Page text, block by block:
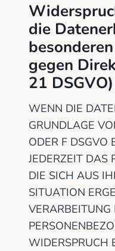
die
gegen
21 DSGVO)
WENN DIE
GRUNDLAGE
ODER F DSGVO
JEDERZEIT DAS
DIE SICH AUS
SITUATION
VERARBEITUNG
WIDERSPRUCH